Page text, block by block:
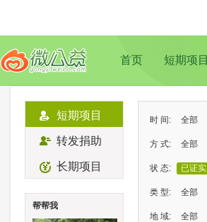
首页 短期项目
短期项目
转发捐助
长期项目
帮帮我
时 间: 全部
方 式: 全部
状 态: 已证实
类 型: 全部
地 域: 全部